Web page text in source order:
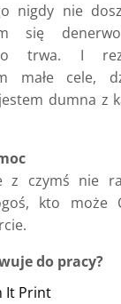
nigdy nie
się
trwa. I
małe cele,
dumna z
z czymś nie
kto może
do pracy?
It Print